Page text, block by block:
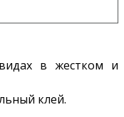
в жестком и
клей.